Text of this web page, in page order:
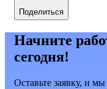
Поделиться
Начните
сегодня!
Оставьте заявку, и